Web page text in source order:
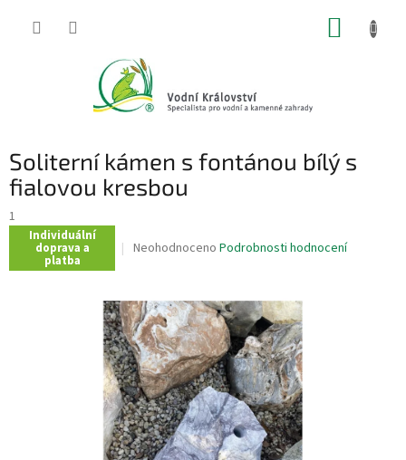
Soliterní kámen s fontánou bílý s
fialovou kresbou
1
Individuální
doprava a
platba
Průměrné
je
0,0
z
5
hvězdiček.
Neohodnoceno Podrobnosti hodnocení